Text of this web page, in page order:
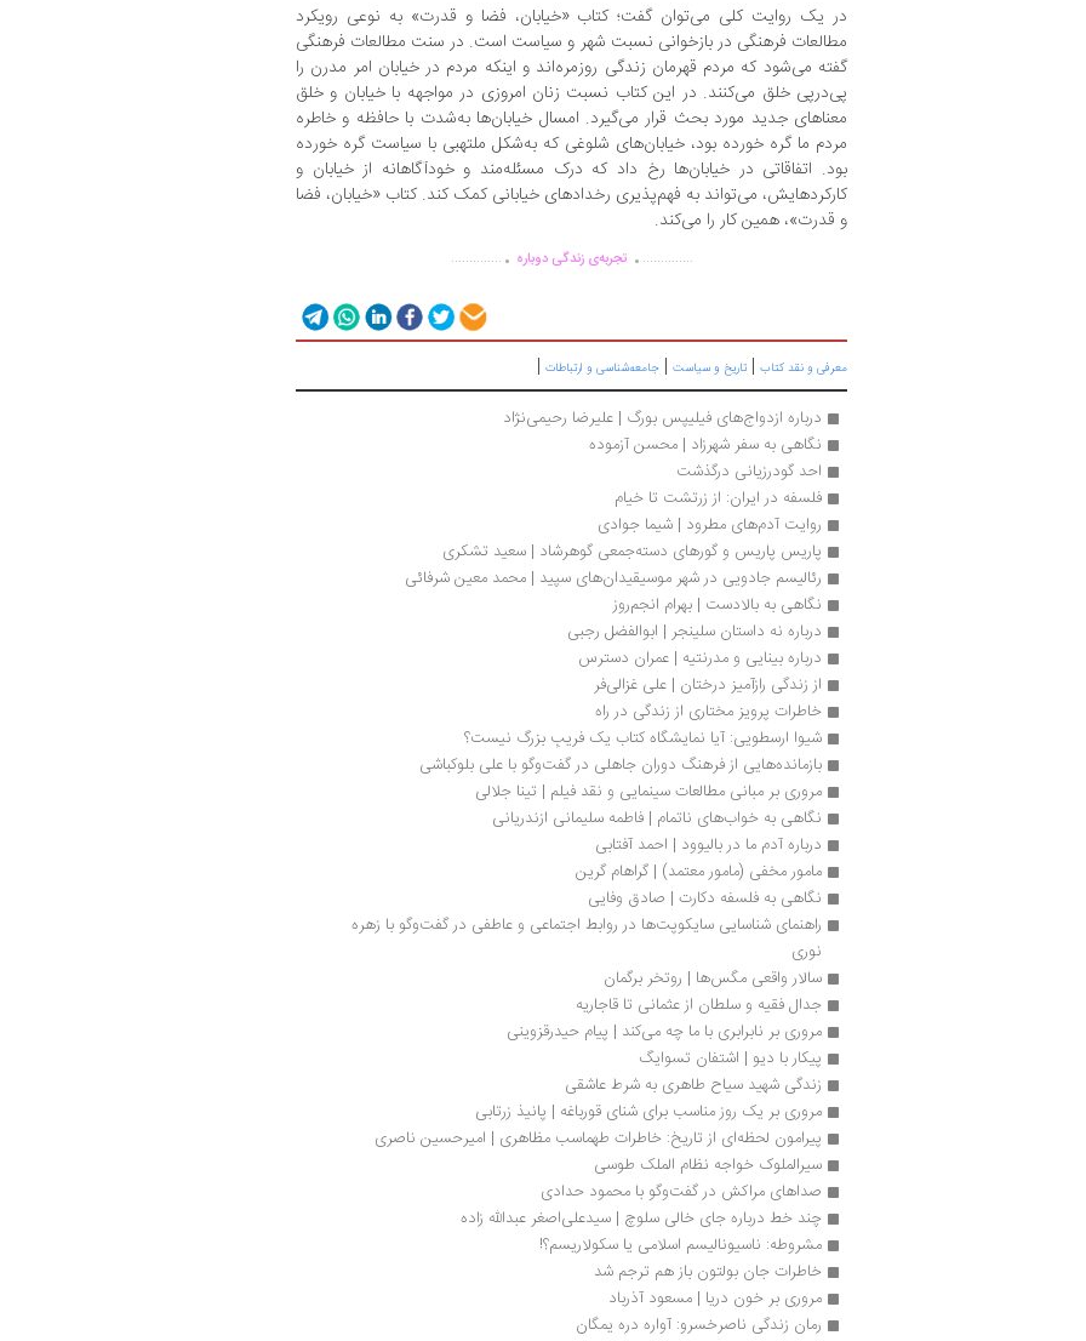
در یک روایت کلی می‌توان گفت؛ کتاب «خیابان، فضا و قدرت» به نوعی رویکرد
مطالعات فرهنگی در بازخوانی نسبت شهر و سیاست است. در سنت مطالعات فرهنگی
گفته می‌شود که مردم قهرمان زندگی روزمره‌اند و اینکه مردم در خیابان امر مدرن را
پی‌درپی خلق می‌کنند. در این کتاب نسبت زنان امروزی در مواجهه با خیابان و خلق
معناهای جدید مورد بحث قرار می‌گیرد. امسال خیابان‌ها به‌شدت با حافظه و خاطره
مردم ما گره خورده بود، خیابان‌های شلوغی که به‌شکل ملتهبی با سیاست گره خورده
بود. اتفاقاتی در خیابان‌ها رخ داد که درک مسئله‌مند و خودآگاهانه از خیابان و
کارکردهایش، می‌تواند به فهم‌پذیری رخدادهای خیابانی کمک کند. کتاب «خیابان، فضا
و قدرت»، همین کار را می‌کند.
.............. . تجربه‌ی زندگی دوباره . ..............
معرفی و نقد کتاب | تاریخ و سیاست | جامعه‌شناسی و ارتباطات |
درباره ازدواج‌های فیلیپس بورگ | علیرضا رحیمی‌نژاد
نگاهی به سفر شهرزاد | محسن آزموده
احد گودرزیانی درگذشت
فلسفه در ایران: از زرتشت تا خیام
روایت آدم‌های مطرود | شیما جوادی
پاریس پاریس و گورهای دسته‌جمعی گوهرشاد | سعید تشکری
رئالیسم جادویی در شهر موسیقیدان‌های سپید | محمد معین شرفائی
نگاهی به بالادست | بهرام انجم‌روز
درباره نه داستان سلینجر | ابوالفضل رجبی
درباره بینایی و مدرنتیه | عمران دسترس
از زندگی رازآمیز درختان | علی غزالی‌فر
خاطرات پرویز مختاری از زندگی در راه
شیوا ارسطویی: آیا نمایشگاه کتاب یک فریبِ بزرگ نیست؟
بازمانده‌هایی از فرهنگ دوران جاهلی در گفت‌وگو با علی بلوکباشی
مروری بر مبانی مطالعات سینمایی و نقد فیلم | تینا جلالی
نگاهی به خواب‌های ناتمام | فاطمه سلیمانی ازندریانی
درباره آدم ما در بالیوود | احمد آفتابی
مامور مخفی (مامور معتمد) | گراهام گرین
نگاهی به فلسفه دکارت | صادق وفایی
نوری
سالار واقعی مگس‌ها | روتخر برگمان
جدال فقیه و سلطان از عثمانی تا قاجاریه
مروری بر نابرابری با ما چه می‌کند | پیام حیدرقزوینی
پیکار با دیو | اشتفان تسوایگ
زندگی شهید سیاح طاهری به شرط عاشقی
مروری بر یک روز مناسب برای شنای قورباغه | پانیذ زرتابی
پیرامون لحظه‌ای از تاریخ: خاطرات طهماسب مظاهری | امیرحسین ناصری
سیرالملوک خواجه نظام الملک طوسی
صداهای مراکش در گفت‌وگو با محمود حدادی
چند خط درباره جای خالی سلوچ | سیدعلی‌اصغر عبدالله زاده
مشروطه: ناسیونالیسم اسلامی یا سکولاریسم؟!
خاطرات جان بولتون باز هم ترجم شد
مروری بر خون دریا | مسعود آذرباد
رمان زندگی ناصرخسرو: آواره دره یمگان